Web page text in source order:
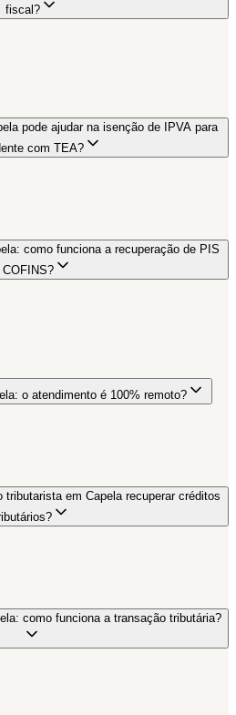
fiscal?
pode ajudar na isenção de IPVA para
com TEA?
como funciona a recuperação de PIS
COFINS?
o atendimento é 100% remoto?
tributarista em Capela recuperar créditos
como funciona a transação tributária?